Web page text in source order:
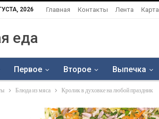
2026 Главная Контакты Лента Карта
еда
Первое Второе Выпечка
Блюда из мяса Кролик в духовке на любой праздник